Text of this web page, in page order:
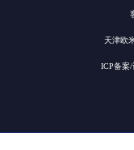
天津欧
ICP备案/